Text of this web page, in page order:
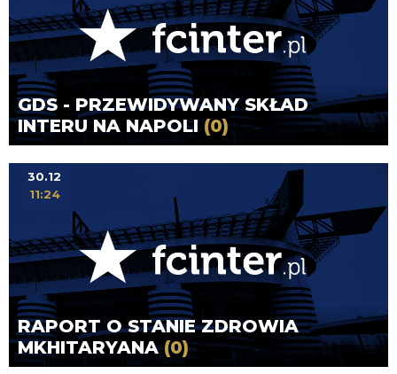
GDS - PRZEWIDYWANY SKŁAD
INTERU NA NAPOLI (0)
RAPORT O STANIE ZDROWIA
MKHITARYANA(0)
30.12
11:24